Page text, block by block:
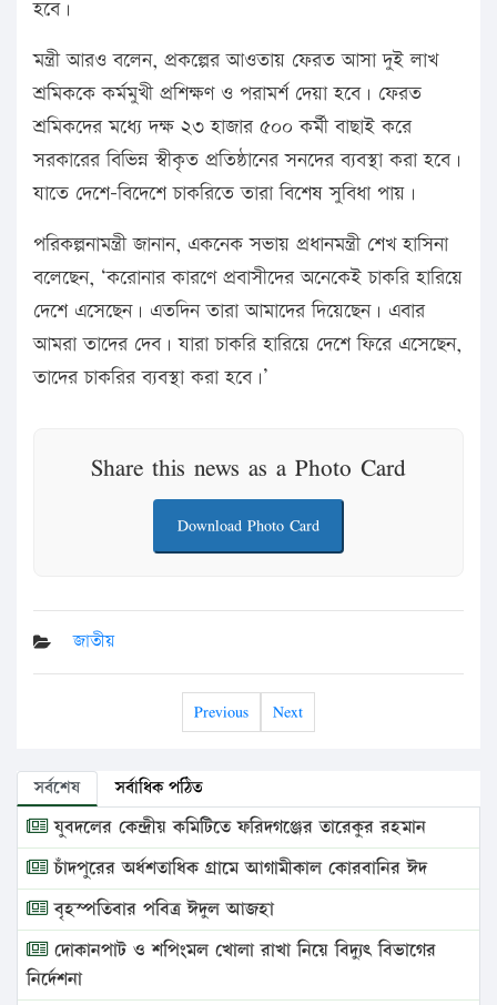
হবে।
মন্ত্রী আরও বলেন, প্রকল্পের আওতায় ফেরত আসা দুই লাখ
শ্রমিককে কর্মমুখী প্রশিক্ষণ ও পরামর্শ দেয়া হবে। ফেরত
শ্রমিকদের মধ্যে দক্ষ ২৩ হাজার ৫০০ কর্মী বাছাই করে
সরকারের বিভিন্ন স্বীকৃত প্রতিষ্ঠানের সনদের ব্যবস্থা করা হবে।
যাতে দেশে-বিদেশে চাকরিতে তারা বিশেষ সুবিধা পায়।
পরিকল্পনামন্ত্রী জানান, একনেক সভায় প্রধানমন্ত্রী শেখ হাসিনা
বলেছেন, ‘করোনার কারণে প্রবাসীদের অনেকেই চাকরি হারিয়ে
দেশে এসেছেন। এতদিন তারা আমাদের দিয়েছেন। এবার
আমরা তাদের দেব। যারা চাকরি হারিয়ে দেশে ফিরে এসেছেন,
তাদের চাকরির ব্যবস্থা করা হবে।’
Share this news as a Photo Card
Download Photo Card
জাতীয়
Previous Next
সর্বশেষ সর্বাধিক পঠিত
যুবদলের কেন্দ্রীয় কমিটিতে ফরিদগঞ্জের তারেকুর রহমান
চাঁদপুরের অর্ধশতাধিক গ্রামে আগামীকাল কোরবানির ঈদ
বৃহস্পতিবার পবিত্র ঈদুল আজহা
দোকানপাট ও শপিংমল খোলা রাখা নিয়ে বিদ্যুৎ বিভাগের
নির্দেশনা